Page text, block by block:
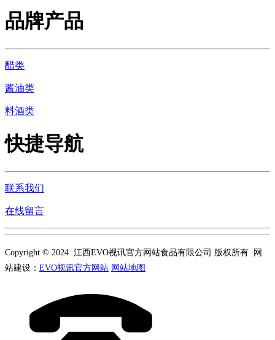
品牌产品
醋类
酱油类
料酒类
快捷导航
联系我们
在线留言
Copyright © 2024 江西EVO视讯官方网站食品有限公司 版权所有 网
站建设： EVO视讯官方网站 网站地图